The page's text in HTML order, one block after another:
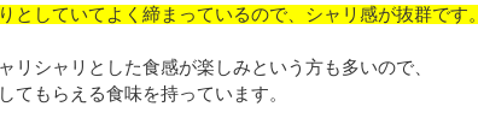
としていてよく締まっているので、シャリ感が抜群です。
リシャリとした食感が楽しみという方も多いので、
てもらえる食味を持っています。